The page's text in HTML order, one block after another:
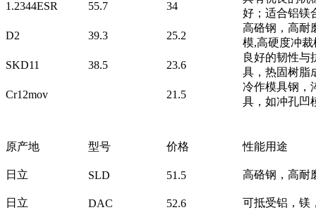
1.2344ESR
55.7 34
好；适合铝镁
D2
39.3 25.2
高硌钢，高耐
模,高硬度冲
SKD11
38.5 23.6
良好的韧性与
具，热固树脂
Cr12mov
21.5
冷作模具钢，
具，如冲孔凹
原产地 型号 价格 性能用途
日立 SLD 51.5 高硌钢，高耐
日立 DAC 52.6 可抵受铝，镁